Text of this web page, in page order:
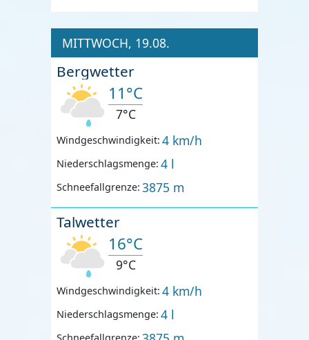
MITTWOCH, 19.08.
Bergwetter
11°C
7°C
Windgeschwindigkeit: 4 km/h
Niederschlagsmenge: 4 l
Schneefallgrenze: 3875 m
Talwetter
16°C
9°C
Windgeschwindigkeit: 4 km/h
Niederschlagsmenge: 4 l